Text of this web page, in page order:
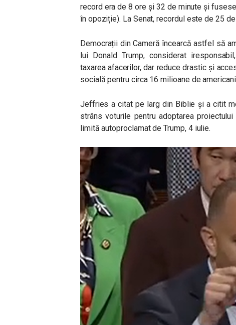
record era de 8 ore și 32 de minute și
în opoziție). La Senat, recordul este de 25 de
Democrații din Cameră încearcă astfel să
lui Donald Trump, considerat
taxarea afacerilor, dar reduce drastic și
socială pentru circa 16 milioane de
Jeffries a citat pe larg din Biblie și a citit
strâns voturile pentru adoptarea
limită autoproclamat de Trump, 4 iulie.